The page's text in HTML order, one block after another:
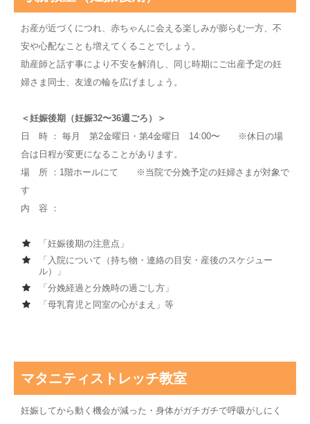
お産が近づくにつれ、赤ちゃんに会える楽しみが膨らむ一方、不
安や心配なことも増えてくることでしょう。
助産師と話す事により不安を解消し、同じ時期にご出産予定の妊
婦さま同士、友達の輪を広げましょう。
＜妊娠後期（妊娠32〜36週ごろ）＞
日 時 ： 毎月 第2金曜日・第4金曜日 14:00〜 ※休日の場
合は日程が変更になることがあります。
場 所 ：1階ホールにて ※当院で分娩予定の妊婦さまが対象で
す
内 容 ：
「妊娠後期の注意点」
「入院について（持ち物・連絡の目安・産後のスケジュー
ル）」
「分娩経過と分娩時の過ごし方」
「母乳育児と同室の心がまえ」等
マタニティストレッチ教室
妊娠してから動く機会が減った・身体がガチガチで呼吸がしにく